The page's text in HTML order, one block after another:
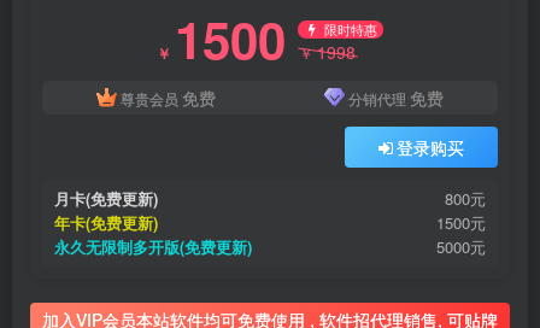
￥ 1500 限时特惠
￥1998
尊贵会员 免费 分销代理 免费
登录购买
月卡(免费更新)
800元
年卡(免费更新)
1500元
永久无限制多开版(免费更新)
5000元
加入VIP会员本站软件均可免费使用 , 软件招代理销售, 可贴牌